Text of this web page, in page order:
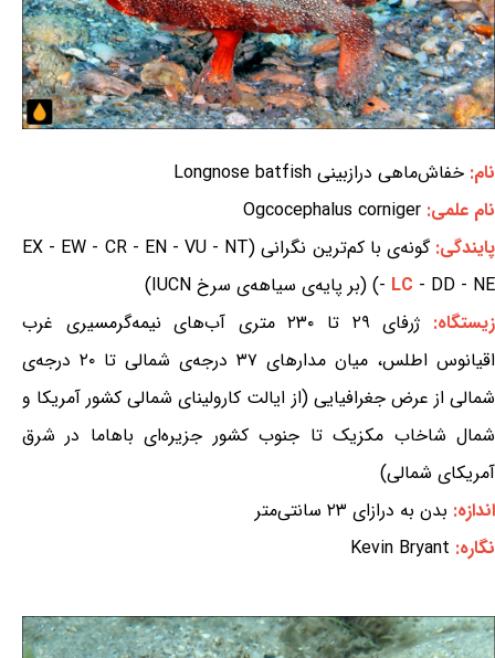
نام: خفاش‌ماهی درازبینی Longnose batfish
نام علمی: Ogcocephalus corniger
پایندگی:
گونه‌ی با کم‌ترین نگرانی (EX - EW - CR - EN - VU - NT
- LC - DD - NE) (بر پایه‌ی سیاهه‌ی سرخ IUCN)
زیستگاه:
ژرفای ۲۹ تا ۲۳۰ متری آب‌های نیمه‌گرمسیری غرب
اقیانوس اطلس، میان مدارهای ۳۷ درجه‌ی شمالی تا ۲۰ درجه‌ی
شمالی از عرض جغرافیایی (از ایالت کارولینای شمالی کشور آمریکا و
شمال شاخاب مکزیک تا جنوب کشور جزیره‌ای باهاما در شرق
آمریکای شمالی)
اندازه: بدن به درازای ۲۳ سانتی‌متر
نگاره: Kevin Bryant